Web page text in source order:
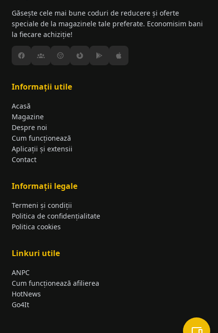
Găsește cele mai bune coduri de reducere și oferte
speciale de la magazinele tale preferate. Economisim bani
la fiecare achiziție!
Informații utile
Acasă
Magazine
Despre noi
Cum funcționează
Aplicații și extensii
Contact
Informații legale
Termeni și condiții
Politica de confidențialitate
Politica cookies
Linkuri utile
ANPC
Cum funcționează afilierea
HotNews
Go4It